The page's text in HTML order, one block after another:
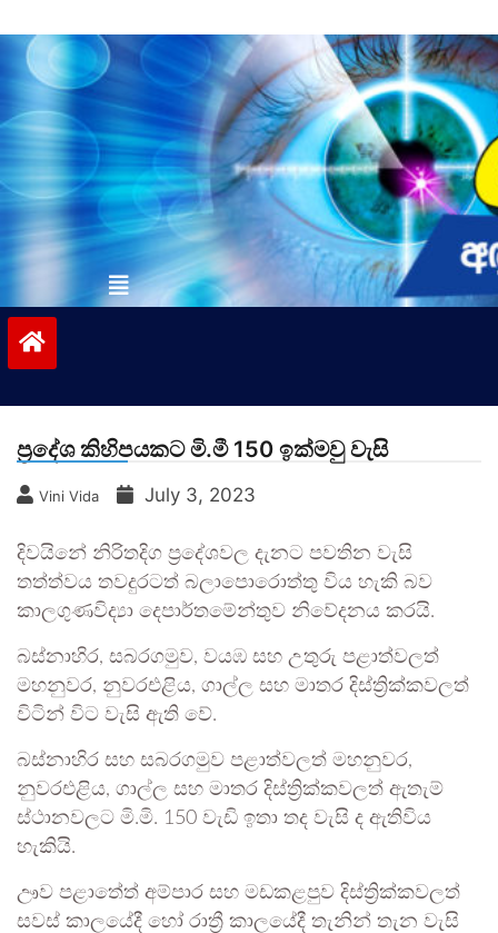
to
contentvinivida.lk
ප්‍රදේශ කිහිපයකට මි.මී 150 ඉක්මවු වැසි
Vini Vida July 3, 2023
දිවයිනේ නිරිතදිග ප්‍රදේශවල දැනට පවතින වැසි
තත්ත්වය තවදුරටත් බලාපොරොත්තු විය හැකි බව
කාලගුණවිද්‍යා දෙපාර්තමේන්තුව නිවේදනය කරයි.
බස්නාහිර, සබරගමුව, වයඹ සහ උතුරු පළාත්වලත්
මහනුවර, නුවරඑළිය, ගාල්ල සහ මාතර දිස්ත්‍රික්කවලත්
විටින් විට වැසි ඇති වේ.
බස්නාහිර සහ සබරගමුව පළාත්වලත් මහනුවර,
නුවරඑළිය, ගාල්ල සහ මාතර දිස්ත්‍රික්කවලත් ඇතැම්
ස්ථානවලට මි.මි. 150 වැඩි ඉතා තද වැසි ද ඇතිවිය
හැකියි.
ඌව පළාතේත් අම්පාර සහ මඩකළපුව දිස්ත්‍රික්කවලත්
සවස් කාලයේදී හෝ රාත්‍රී කාලයේදී තැනින් තැන වැසි